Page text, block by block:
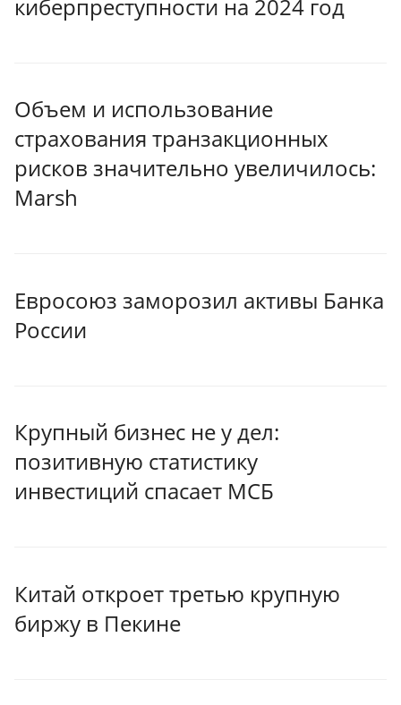
киберпреступности на 2024 год
Объем и использование
страхования транзакционных
рисков значительно увеличилось:
Marsh
Евросоюз заморозил активы Банка
России
Крупный бизнес не у дел:
позитивную статистику
инвестиций спасает МСБ
Китай откроет третью крупную
биржу в Пекине